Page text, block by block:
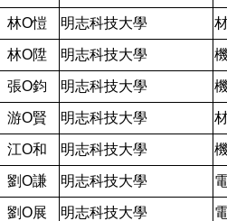
林O愷 明志科技大學
林O陞 明志科技大學
張O鈞 明志科技大學
游O賢 明志科技大學
江O和 明志科技大學
劉O謙 明志科技大學
劉O展 明志科技大學